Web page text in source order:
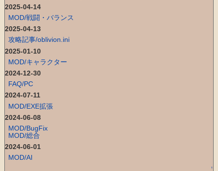
2025-04-14
MOD/戦闘・バランス
2025-04-13
攻略記事/oblivion.ini
2025-01-10
MOD/キャラクター
2024-12-30
FAQ/PC
2024-07-11
MOD/EXE拡張
2024-06-08
MOD/BugFix
MOD/総合
2024-06-01
MOD/AI
↑